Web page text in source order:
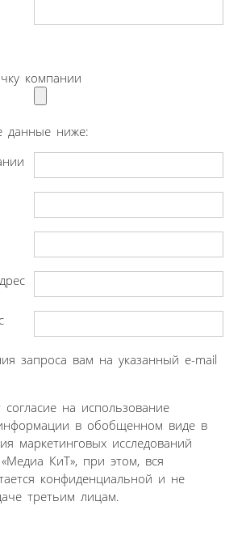
компании
данные ниже:
запроса вам на указанный e-mail
на использование
в обобщенном виде в
маркетинговых исследований
КиТ», при этом, вся
конфиденциальной и не
третьим лицам.